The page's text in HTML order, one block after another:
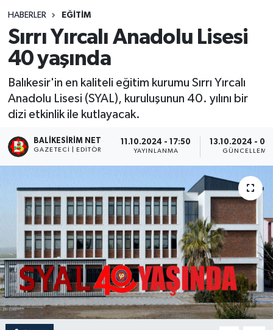
HABERLER EĞİTİM
Sırrı Yırcalı Anadolu Lisesi
40 yaşında
Balıkesir'in en kaliteli eğitim kurumu Sırrı Yırcalı
Anadolu Lisesi (SYAL), kuruluşunun 40. yılını bir
dizi etkinlik ile kutlayacak.
BALIKESIRIM NET
GAZETECI | EDITÖR
11.10.2024 - 17:50
YAYINLANMA
13.10.2024 -
GÜNCELLEME